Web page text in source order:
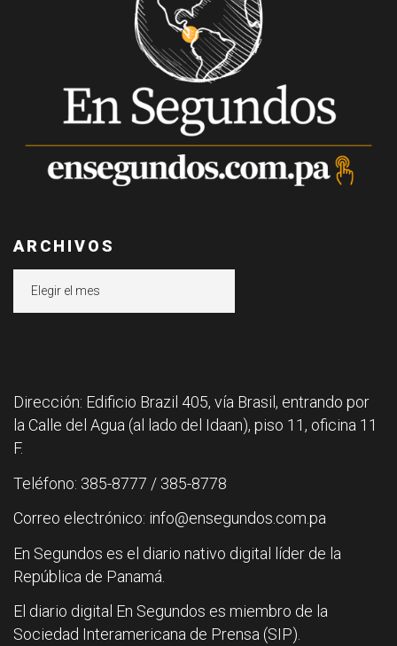
ARCHIVOS
Dirección: Edificio Brazil 405, vía Brasil, entrando por
la Calle del Agua (al lado del Idaan), piso 11, oficina 11
F.
Teléfono: 385-8777 / 385-8778
Correo electrónico: info@ensegundos.com.pa
En Segundos es el diario nativo digital líder de la
República de Panamá.
El diario digital En Segundos es miembro de la
Sociedad Interamericana de Prensa (SIP).